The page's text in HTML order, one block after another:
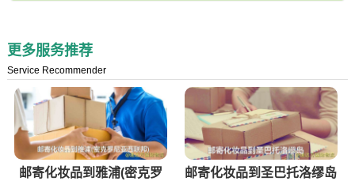
更多服务推荐
Service Recommender
邮寄化妆品到雅浦(密克罗
邮寄化妆品到圣巴托洛缪岛